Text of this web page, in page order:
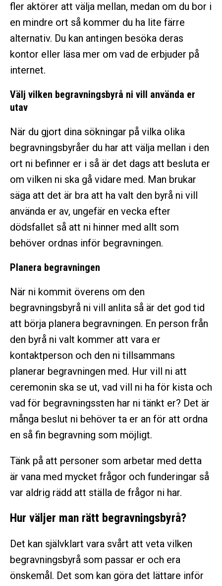
fler aktörer att välja mellan, medan om du bor i
en mindre ort så kommer du ha lite färre
alternativ. Du kan antingen besöka deras
kontor eller läsa mer om vad de erbjuder på
internet.
Välj vilken begravningsbyrå ni vill använda er
utav
När du gjort dina sökningar på vilka olika
begravningsbyråer du har att välja mellan i den
ort ni befinner er i så är det dags att besluta er
om vilken ni ska gå vidare med. Man brukar
säga att det är bra att ha valt den byrå ni vill
använda er av, ungefär en vecka efter
dödsfallet så att ni hinner med allt som
behöver ordnas inför begravningen.
Planera begravningen
När ni kommit överens om den
begravningsbyrå ni vill anlita så är det god tid
att börja planera begravningen. En person från
den byrå ni valt kommer att vara er
kontaktperson och den ni tillsammans
planerar begravningen med. Hur vill ni att
ceremonin ska se ut, vad vill ni ha för kista och
vad för begravningssten har ni tänkt er? Det är
många beslut ni behöver ta er an för att ordna
en så fin begravning som möjligt.
Tänk på att personer som arbetar med detta
är vana med mycket frågor och funderingar så
var aldrig rädd att ställa de frågor ni har.
Hur väljer man rätt begravningsbyrå?
Det kan självklart vara svårt att veta vilken
begravningsbyrå som passar er och era
önskemål. Det som kan göra det lättare inför